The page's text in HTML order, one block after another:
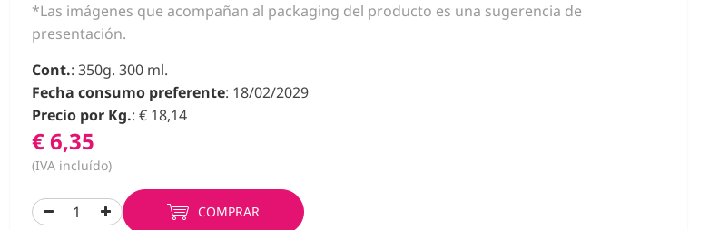
*Las imágenes que acompañan al packaging del producto es una sugerencia de
presentación.
Cont.: 350g. 300 ml.
Fecha consumo preferente: 18/02/2029
Precio por Kg.: € 18,14
€ 6,35
(IVA incluído)
COMPRAR